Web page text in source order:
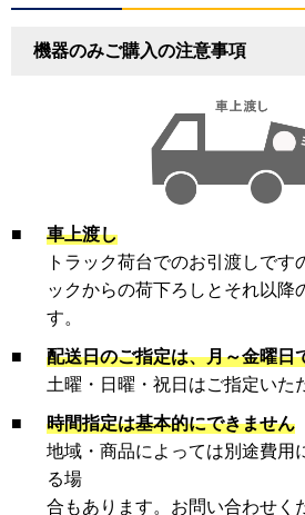
機器のみご購入の注意事項
■
車上渡し
トラック荷台でのお引渡しです
ックからの荷下ろしとそれ以降
す。
■
配送日のご指定は、月～金曜日
土曜・日曜・祝日はご指定いた
■
時間指定は基本的にできません
地域・商品によっては別途費用
る場
合もあります。お問い合わせく